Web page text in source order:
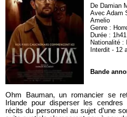
Services
Contacts
De Damian
Avec Adam
Amelio
Genre :
Durée : 1h41
Nationalité :
Interdit - 12
Bande
Ohm Bauman, un romancier se
Irlande pour disperser les
récits du personnel au sujet d’une